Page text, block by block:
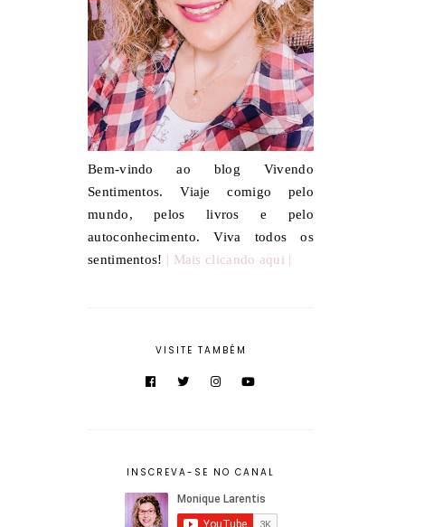
Bem-vindo ao blog Vivendo
Sentimentos. Viaje comigo pelo
mundo, pelos livros e pelo
autoconhecimento. Viva todos os
sentimentos! | Mais clicando aqui |
VISITE TAMBÉM
INSCREVA-SE NO CANAL